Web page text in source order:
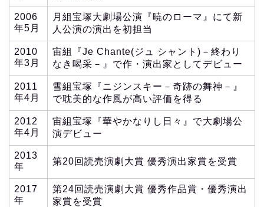
2006
年5月
月組宝塚大劇場公演『暁のローマ』にて新
人公演の演出を初担当
2010
年3月
宙組『Je Chante(ジュ シャント)－終わり
なき喝采－』で作・演出家としてデビュー
2011
年4月
雪組宝塚『ニジンスキー－奇跡の舞神－』
で耽美的な作風が高い評価を得る
2012
年4月
宙組宝塚『華やかなりし日々』で大劇場公
演デビュー
2013
年
第20回読売演劇大賞 優秀演出家賞を受賞
2017
年
第24回読売演劇大賞 優秀作品賞・優秀演出
家賞を受賞